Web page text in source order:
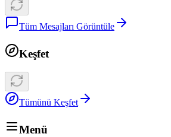
Tüm Mesajları Görüntüle
Keşfet
Tümünü Keşfet
Menü